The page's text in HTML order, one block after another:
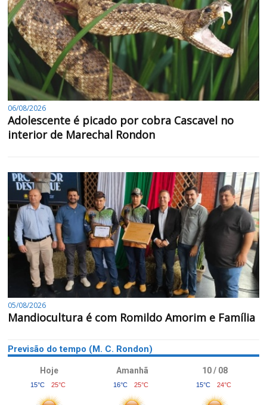
06/08/2026
Adolescente é picado por cobra Cascavel no
interior de Marechal Rondon
05/08/2026
Mandiocultura é com Romildo Amorim e Família
Previsão do tempo (M. C. Rondon)
Hoje
15°C 25°C
Amanhã
16°C 25°C
10 / 08
15°C 24°C